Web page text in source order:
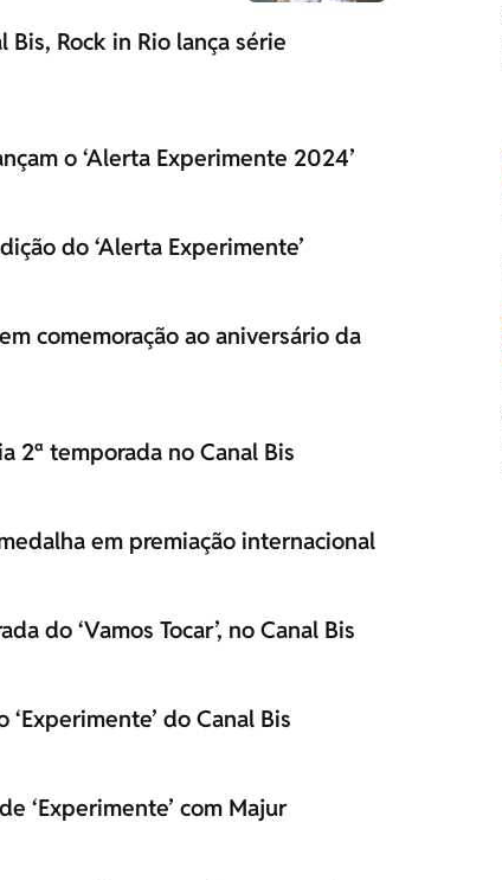
Bis, Rock in Rio lança série
o ‘Alerta Experimente 2024’
do ‘Alerta Experimente’
comemoração ao aniversário da
2ª temporada no Canal Bis
em premiação internacional
do ‘Vamos Tocar’, no Canal Bis
do Canal Bis
‘Experimente’ com Majur